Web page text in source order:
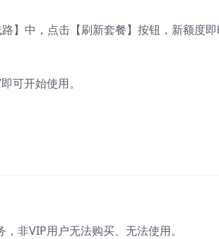
】中，点击【刷新套餐】按钮，新额度
可开始使用。
非VIP用户无法购买、无法使用。